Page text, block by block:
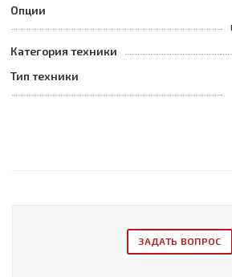
Опции
Категория техники
Тип техники
ЗАДАТЬ ВОПРОС